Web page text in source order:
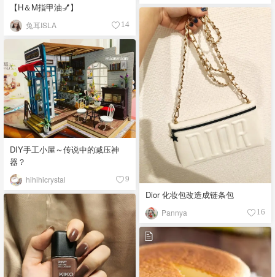
【H＆M指甲油💅】
兔耳ISLA 14
Dior 化妆包改造成链条包
Pannya 16
DIY手工小屋～传说中的减压神
器？
hihihicrystal 9